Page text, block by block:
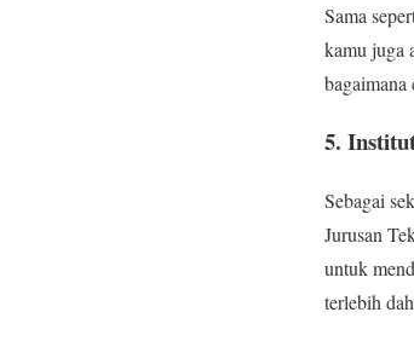
Sama
kamu juga
5.
Sebagai
Jurusan
untuk
terlebih